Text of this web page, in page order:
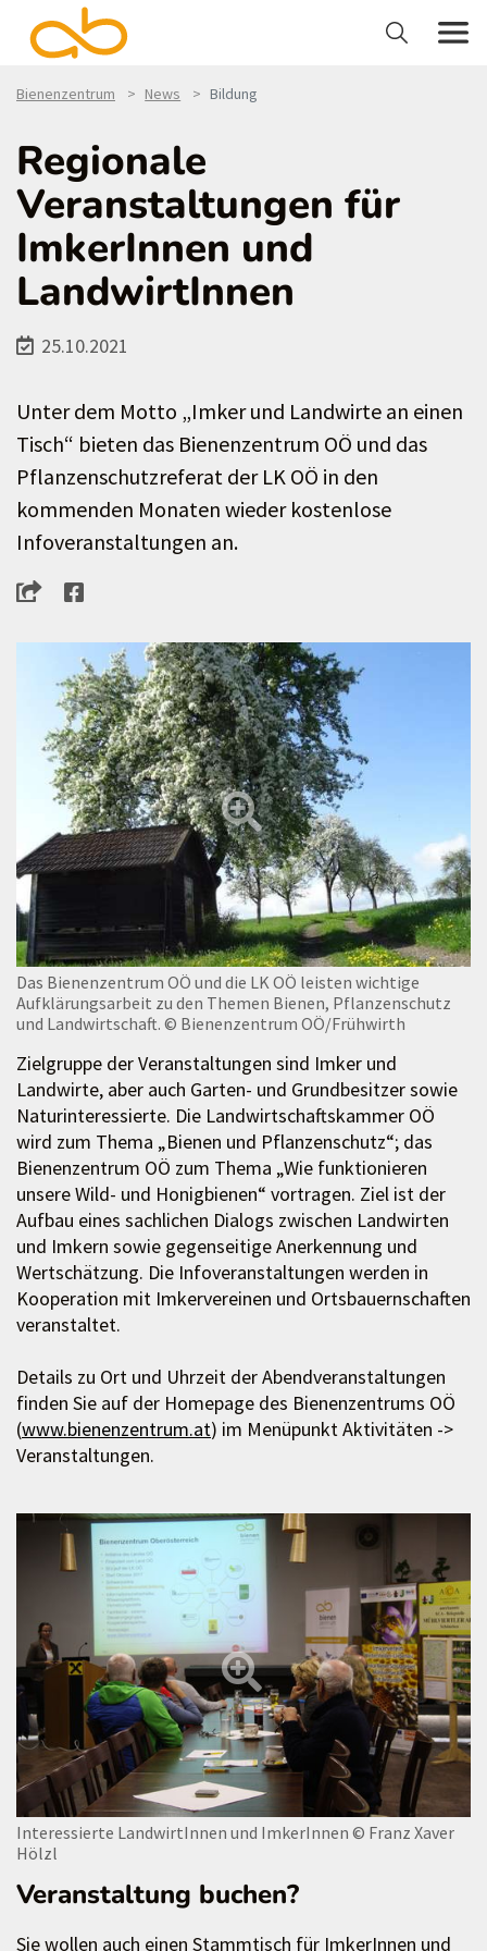
Bienenzentrum News Bildung
Regionale
Veranstaltungen für
ImkerInnen und
LandwirtInnen
25.10.2021
Unter dem Motto „Imker und Landwirte an einen
Tisch“ bieten das Bienenzentrum OÖ und das
Pflanzenschutzreferat der LK OÖ in den
kommenden Monaten wieder kostenlose
Infoveranstaltungen an.
Das Bienenzentrum OÖ und die LK OÖ leisten wichtige
Aufklärungsarbeit zu den Themen Bienen, Pflanzenschutz
und Landwirtschaft. © Bienenzentrum OÖ/Frühwirth
Zielgruppe der Veranstaltungen sind Imker und
Landwirte, aber auch Garten- und Grundbesitzer sowie
Naturinteressierte. Die Landwirtschaftskammer OÖ
wird zum Thema „Bienen und Pflanzenschutz“; das
Bienenzentrum OÖ zum Thema „Wie funktionieren
unsere Wild- und Honigbienen“ vortragen. Ziel ist der
Aufbau eines sachlichen Dialogs zwischen Landwirten
und Imkern sowie gegenseitige Anerkennung und
Wertschätzung. Die Infoveranstaltungen werden in
Kooperation mit Imkervereinen und Ortsbauernschaften
veranstaltet.
Details zu Ort und Uhrzeit der Abendveranstaltungen
finden Sie auf der Homepage des Bienenzentrums OÖ
(www.bienenzentrum.at) im Menüpunkt Aktivitäten ->
Veranstaltungen.
Interessierte LandwirtInnen und ImkerInnen © Franz Xaver
Hölzl
Veranstaltung buchen?
Sie wollen auch einen Stammtisch für ImkerInnen und